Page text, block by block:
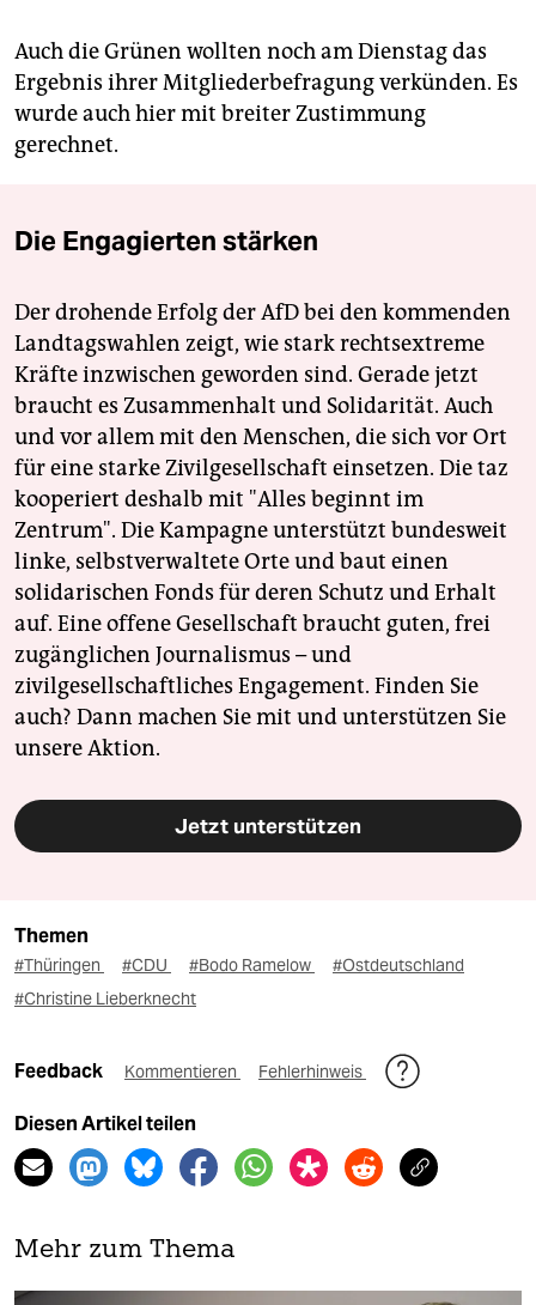
Auch die Grünen wollten noch am Dienstag das
Ergebnis ihrer Mitgliederbefragung verkünden. Es
wurde auch hier mit breiter Zustimmung
gerechnet.
Die Engagierten stärken
Der drohende Erfolg der AfD bei den kommenden
Landtagswahlen zeigt, wie stark rechtsextreme
Kräfte inzwischen geworden sind. Gerade jetzt
braucht es Zusammenhalt und Solidarität. Auch
und vor allem mit den Menschen, die sich vor Ort
für eine starke Zivilgesellschaft einsetzen. Die taz
kooperiert deshalb mit "Alles beginnt im
Zentrum". Die Kampagne unterstützt bundesweit
linke, selbstverwaltete Orte und baut einen
solidarischen Fonds für deren Schutz und Erhalt
auf. Eine offene Gesellschaft braucht guten, frei
zugänglichen Journalismus – und
zivilgesellschaftliches Engagement. Finden Sie
auch? Dann machen Sie mit und unterstützen Sie
unsere Aktion.
Jetzt unterstützen
Themen
#Thüringen #CDU #Bodo Ramelow
#Ostdeutschland
#Christine Lieberknecht
Feedback Kommentieren Fehlerhinweis
Diesen Artikel teilen
Mehr zum Thema